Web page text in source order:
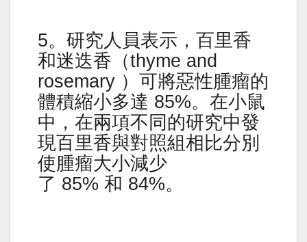
5。研究人員表示，百里香
和迷迭香（thyme and
rosemary ）可將惡性腫瘤的
體積縮小多達 85%。在小鼠
中，在兩項不同的研究中發
現百里香與對照組相比分別
使腫瘤大小減少
了 85% 和 84%。